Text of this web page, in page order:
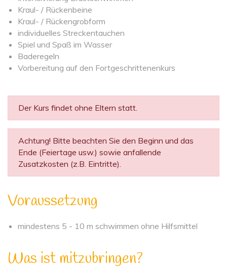
Kraul- / Rückenbeine
Kraul- / Rückengrobform
individuelles Streckentauchen
Spiel und Spaß im Wasser
Baderegeln
Vorbereitung auf den Fortgeschrittenenkurs
Der Kurs findet ohne Eltern statt.
Achtung! Bitte beachten Sie den Beginn und das
Ende (Feiertage usw.) sowie anfallende
Zusatzkosten (z.B. Eintritte).
Voraussetzung
mindestens 5 - 10 m schwimmen ohne Hilfsmittel
Was ist mitzubringen?